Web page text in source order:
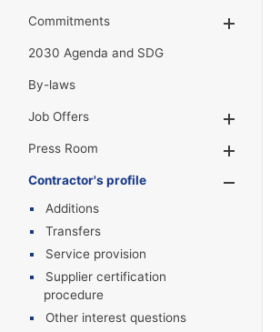
Commitments
2030 Agenda and SDG
By-laws
Job Offers
Press Room
Contractor's profile
Additions
Transfers
Service provision
Supplier certification
procedure
Other interest questions